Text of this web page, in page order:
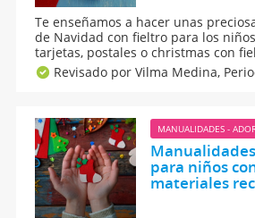
Te enseñamos a hacer unas
de Navidad con fieltro para los
tarjetas, postales o christmas con
los amigos y familiares. Utilizando el
manualidades podemos hacer para
Revisado por Vilma Medina,
MANUALIDADES -
para niños
materiales